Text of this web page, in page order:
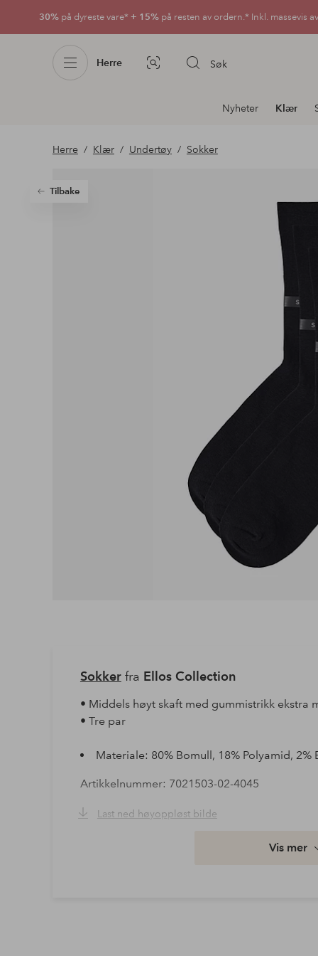
30% på dyreste vare* + 15% på resten av ordern.* Inkl. massevis
Herre Bildesøk Søk
Avdelingsnavigering
Nyheter Klær
Herre Klær Undertøy Sokker
Tilbake
Sokkerfra Ellos Collection
• Middels høyt skaft med gummistrikk ekstra
• Tre par
Materiale: 80% Bomull, 18% Polyamid, 2%
Artikkelnummer: 7021503-02-4045
Last ned høyoppløst bilde
Vis mer